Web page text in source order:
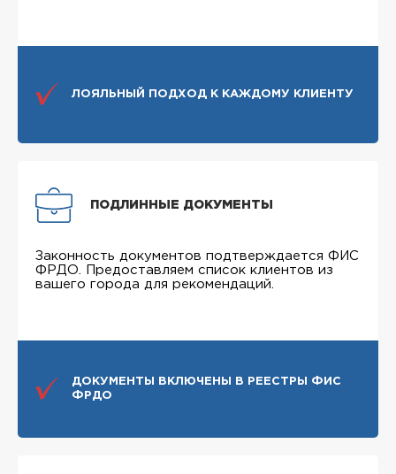
ЛОЯЛЬНЫЙ ПОДХОД К КАЖДОМУ КЛИЕНТУ
ПОДЛИННЫЕ ДОКУМЕНТЫ
Законность документов подтверждается ФИС
ФРДО. Предоставляем список клиентов из
вашего города для рекомендаций.
ДОКУМЕНТЫ ВКЛЮЧЕНЫ В РЕЕСТРЫ ФИС
ФРДО